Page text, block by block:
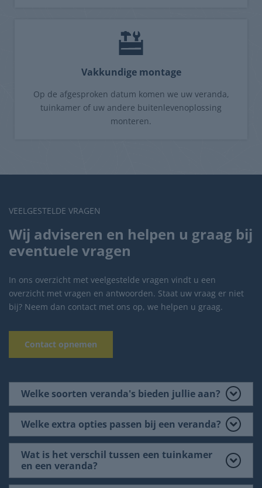
Vakkundige montage
Op de afgesproken datum komen we uw veranda,
tuinkamer of uw andere buitenlevenoplossing
monteren.
VEELGESTELDE VRAGEN
Wij adviseren en helpen u graag bij
eventuele vragen
In ons overzicht met veelgestelde vragen vindt u een
overzicht met vragen en antwoorden. Staat uw vraag er niet
bij? Neem dan contact met ons op, we helpen u graag.
Contact opnemen
Welke soorten veranda's bieden jullie aan?
Welke extra opties passen bij een veranda?
Wat is het verschil tussen een tuinkamer
en een veranda?